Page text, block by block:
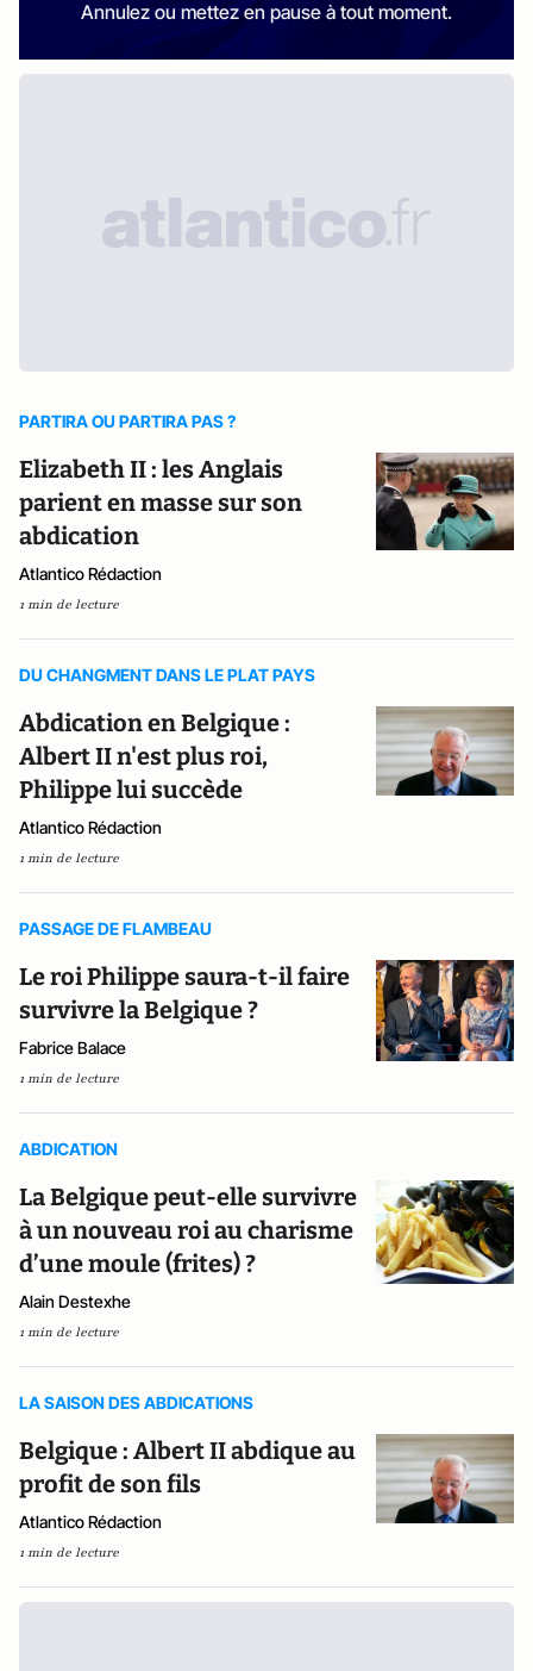
Annulez ou mettez en pause à tout moment.
PARTIRA OU PARTIRA PAS ?
Elizabeth II : les Anglais
parient en masse sur son
abdication
Atlantico Rédaction
1 min de lecture
DU CHANGMENT DANS LE PLAT PAYS
Abdication en Belgique :
Albert II n'est plus roi,
Philippe lui succède
Atlantico Rédaction
1 min de lecture
PASSAGE DE FLAMBEAU
Le roi Philippe saura-t-il faire
survivre la Belgique ?
Fabrice Balace
1 min de lecture
ABDICATION
La Belgique peut-elle survivre
à un nouveau roi au charisme
d’une moule (frites) ?
Alain Destexhe
1 min de lecture
LA SAISON DES ABDICATIONS
Belgique : Albert II abdique au
profit de son fils
Atlantico Rédaction
1 min de lecture